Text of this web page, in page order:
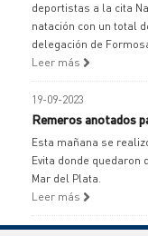
deportistas a la cita
natación con un total
delegación de
Leer más
19-09-2023
Remeros anotados
Esta mañana se
Evita donde
Mar del Plata.
Leer más